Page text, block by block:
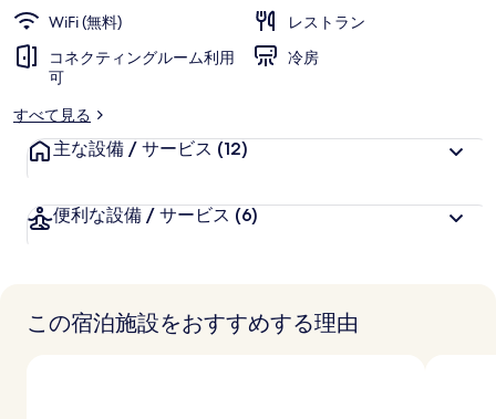
ー
の
真
WiFi (無料)
レストラン
コネクティングルーム利用
可
冷房
すべて見る
主な設備 / サービス (12)
便利な設備 / サービス (6)
この宿泊施設をおすすめする理由